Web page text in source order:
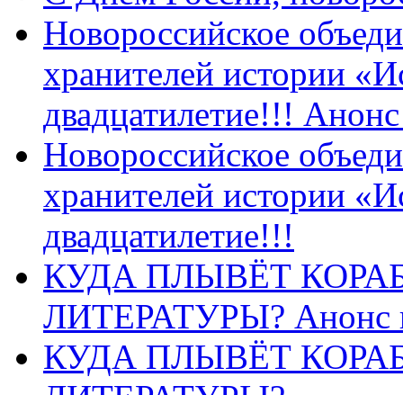
Новороссийское
хранителей истории
двадцатилетие!!!
Новороссийское
хранителей истории
двадцатилетие!!!
КУДА ПЛЫВЁТ
ЛИТЕРАТУРЫ? Анонс
КУДА ПЛЫВЁТ